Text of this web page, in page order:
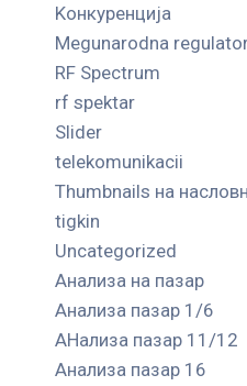
Kонкуренција
Megunarodna
RF Spectrum
rf spektar
Slider
telekomunikacii
Thumbnails на
tigkin
Uncategorized
Анализа на пазар
Анализа пазар 1/6
АНализа пазар 11/12
Анализа пазар 16